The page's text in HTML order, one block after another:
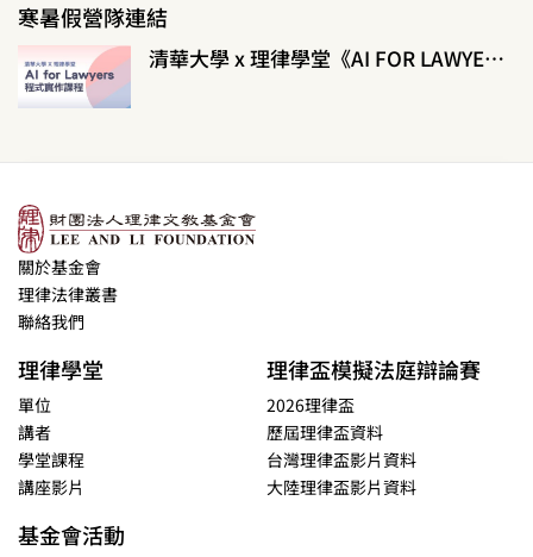
寒暑假營隊連結
清華大學 x 理律學堂《AI FOR LAWYERS程式實作課程》
關於基金會
理律法律叢書
聯絡我們
理律學堂
單位
講者
學堂課程
講座影片
理律盃模擬法庭辯論賽
2026理律盃
歷屆理律盃資料
台灣理律盃影片資料
大陸理律盃影片資料
基金會活動